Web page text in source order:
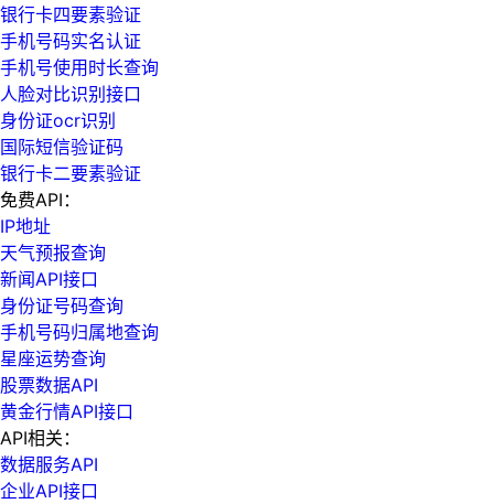
银行卡四要素验证
手机号码实名认证
手机号使用时长查询
人脸对比识别接口
身份证ocr识别
国际短信验证码
银行卡二要素验证
免费API：
IP地址
天气预报查询
新闻API接口
身份证号码查询
手机号码归属地查询
星座运势查询
股票数据API
黄金行情API接口
API相关：
数据服务API
企业API接口